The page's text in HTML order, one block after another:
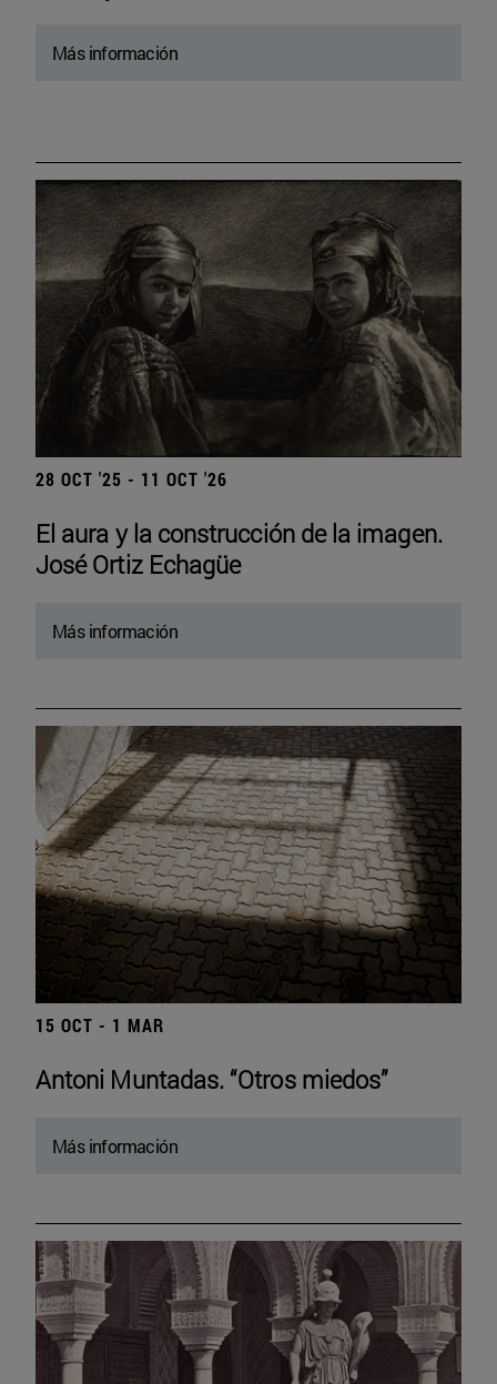
Más información
28 OCT '25 - 11 OCT '26
El aura y la construcción de la imagen.
José Ortiz Echagüe
Más información
15 OCT - 1 MAR
Antoni Muntadas. “Otros miedos”
Más información